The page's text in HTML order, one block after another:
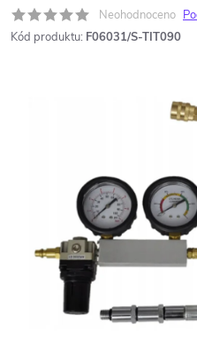
Neohodnoceno
Kód produktu: F06031/S-TIT090